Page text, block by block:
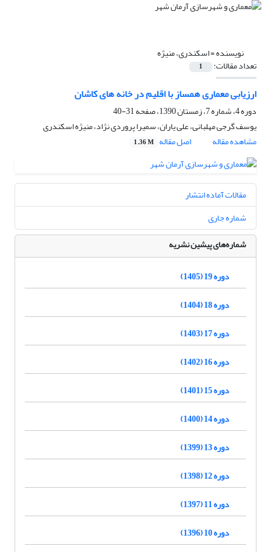
نویسنده =اسکندری، منیژه
تعداد مقالات: 1
ارزیابی معماری همساز با اقلیم در خانه های کاشان
دوره 4، شماره 7، زمستان 1390، صفحه
31-40
یوسف گرجی مهلبانی، علی یاران، سمیرا پروردی نژاد، منیژه اسکندری
مشاهده مقاله
اصل مقاله 1.36 M
مقالات آماده انتشار
شماره جاری
شماره‌های پیشین نشریه
دوره 19 (1405)
دوره 18 (1404)
دوره 17 (1403)
دوره 16 (1402)
دوره 15 (1401)
دوره 14 (1400)
دوره 13 (1399)
دوره 12 (1398)
دوره 11 (1397)
دوره 10 (1396)